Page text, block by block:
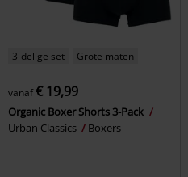
3-delige set Grote maten
vanaf€ 19,99
Organic Boxer Shorts 3-Pack
Urban Classics
Boxers